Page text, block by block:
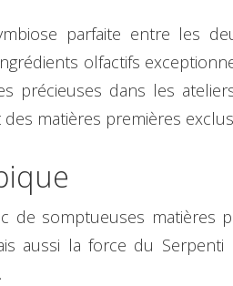
parfaite entre les
olfactifs
précieuses dans les
matières premières
de somptueuses matières
aussi la force du